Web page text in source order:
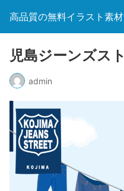
高品質の無料イラスト素
児島ジーンズス
admin